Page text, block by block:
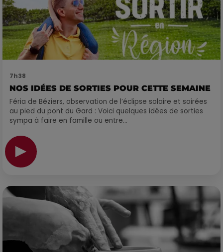
7h38
NOS IDÉES DE SORTIES POUR CETTE SEMAINE
Féria de Béziers, observation de l’éclipse solaire et soirées
au pied du pont du Gard : Voici quelques idées de sorties
sympa à faire en famille ou entre...